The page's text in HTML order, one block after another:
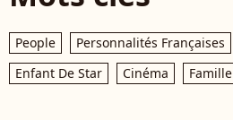
People Personnalités Françaises
Enfant De Star
Cinéma Famille